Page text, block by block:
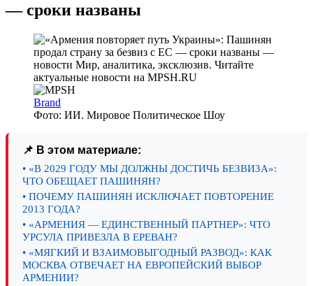
— сроки названы
Brand
Фото: ИИ. Мировое Политическое Шоу
📌 В этом материале:
• «В 2029 ГОДУ МЫ ДОЛЖНЫ ДОСТИЧЬ БЕЗВИЗА»:
ЧТО ОБЕЩАЕТ ПАШИНЯН?
• ПОЧЕМУ ПАШИНЯН ИСКЛЮЧАЕТ ПОВТОРЕНИЕ
2013 ГОДА?
• «АРМЕНИЯ — ЕДИНСТВЕННЫЙ ПАРТНЕР»: ЧТО
УРСУЛА ПРИВЕЗЛА В ЕРЕВАН?
• «МЯГКИЙ И ВЗАИМОВЫГОДНЫЙ РАЗВОД»: КАК
МОСКВА ОТВЕЧАЕТ НА ЕВРОПЕЙСКИЙ ВЫБОР
АРМЕНИИ?